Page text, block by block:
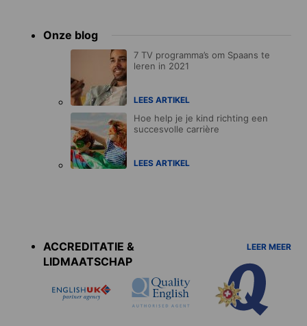
Onze blog
7 TV programma’s om Spaans te
leren in 2021
LEES ARTIKEL
Hoe help je je kind richting een
succesvolle carrière
LEES ARTIKEL
ACCREDITATIE &
LIDMAATSCHAP
LEER MEER